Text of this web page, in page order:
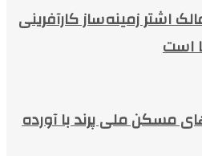
اشتر زمینه‌ساز کارآفرینی
است
مسکن ملی پرند با آورده